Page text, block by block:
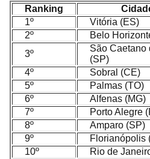
Ranking
1º
Vitória (ES)
2º
Belo
3º
São Caetano
(SP)
4º
Sobral (CE)
5º
Palmas (TO)
6º
Alfenas (MG)
7º
Porto Alegre
8º
Amparo (SP)
9º
Florianópolis
10º
Rio de